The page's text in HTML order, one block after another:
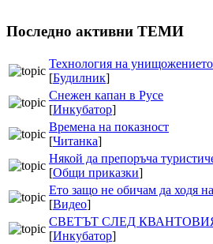
Последно активни ТЕМИ
Технология на унищожението
[Будилник]
Снежен капан в Русе
[Инкубатор]
Времена на показност
[Читанка]
Някой да препоръча
[Общи приказки]
Ето защо не обичам да ходя
[Видео]
СВЕТЪТ СЛЕД
[Инкубатор]